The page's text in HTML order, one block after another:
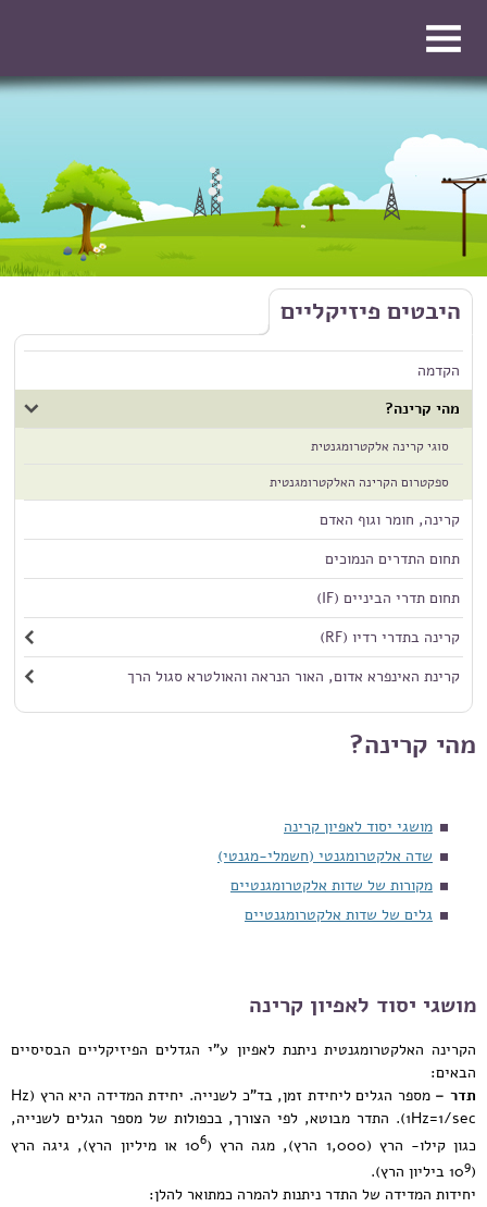
דילוג לתוכן העיקרי
היבטים פיזיקליים
הקדמה
מהי קרינה?
סוגי קרינה אלקטרומגנטית
ספקטרום הקרינה האלקטרומגנטית
קרינה, חומר וגוף האדם
תחום התדרים הנמוכים
תחום תדרי הביניים (IF)
קרינה בתדרי רדיו (RF)
קרינת האינפרא אדום, האור הנראה והאולטרא סגול הרך
מהי קרינה?
מושגי יסוד לאפיון קרינה
שדה אלקטרומגנטי (חשמלי-מגנטי)
מקורות של שדות אלקטרומגנטיים
גלים של שדות אלקטרומגנטיים
מושגי יסוד לאפיון קרינה
הקרינה האלקטרומגנטית ניתנת לאפיון ע"י הגדלים הפיזיקליים הבסיסיים
הבאים:
תדר –
מספר הגלים ליחידת זמן, בד"כ לשנייה. יחידת המדידה היא הרץ (Hz
(1Hz=1/sec. התדר מבוטא, לפי הצורך, בכפולות של מספר הגלים לשנייה,
כגון קילו- הרץ (1,000 הרץ), מגה הרץ (10
6
או מיליון הרץ), גיגה הרץ
(10
9
ביליון הרץ).
יחידות המדידה של התדר ניתנות להמרה כמתואר להלן: